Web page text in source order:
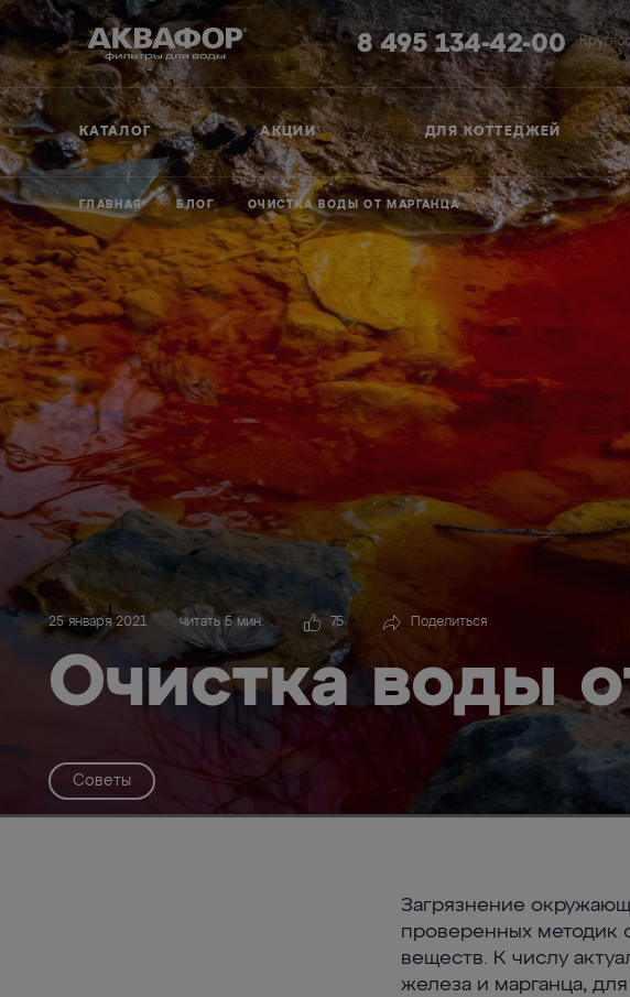
8 495 134-42-00
КАТАЛОГ АКЦИИ ДЛЯ КОТТЕДЖЕЙ
ГЛАВНАЯ БЛОГ ОЧИСТКА ВОДЫ ОТ МАРГАНЦА
25 января 2021 читать 5 мин. 75 Поделиться
Очистка воды
Советы
Загрязнение
проверенных методик
веществ. К числу
железа и марганца,